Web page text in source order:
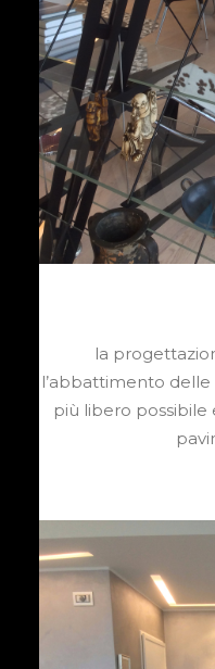
la
l’abbattimento
più libero